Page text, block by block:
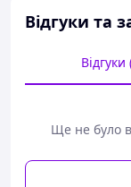
Відгуки та
Відгуки
Ще не було